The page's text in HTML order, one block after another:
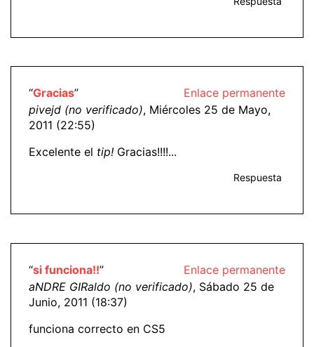
Enlace permanente
“Gracias”
pivejd (no verificado), Miércoles 25 de Mayo,
2011 (22:55)
Excelente el tip! Gracias!!!!...
Respuesta
Enlace permanente
“si funciona!!”
aNDRE GIRaldo (no verificado), Sábado 25 de
Junio, 2011 (18:37)
funciona correcto en CS5